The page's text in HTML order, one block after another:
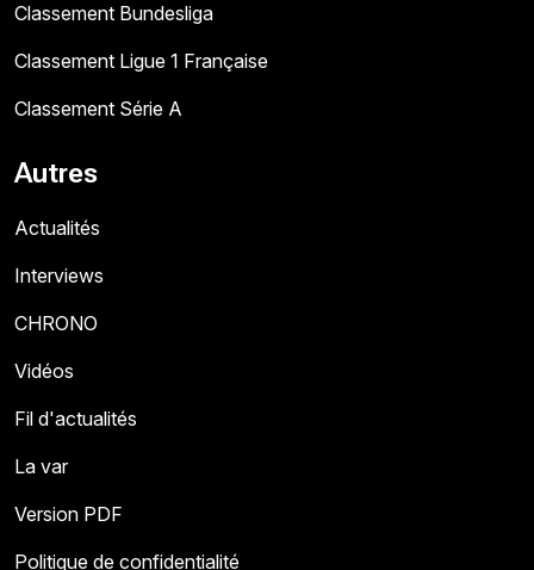
Classement Bundesliga
Classement Ligue 1 Française
Classement Série A
Autres
Actualités
Interviews
CHRONO
Vidéos
Fil d'actualités
La var
Version PDF
Politique de confidentialité